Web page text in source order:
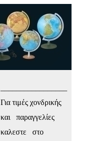
Για τιμές χονδρικής
και παραγγελίες
καλεστε στο